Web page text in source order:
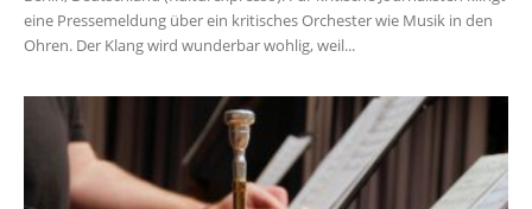
eine Pressemeldung über ein kritisches Orchester wie Musik in den
Ohren. Der Klang wird wunderbar wohlig, weil...